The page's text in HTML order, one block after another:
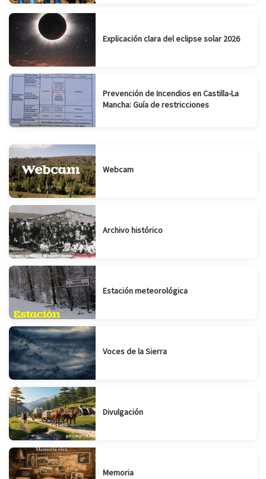
Explicación clara del eclipse solar 2026
Prevención de Incendios en Castilla-La
Mancha: Guía de restricciones
Webcam
Archivo histórico
Estación meteorológica
Voces de la Sierra
Divulgación
Memoria